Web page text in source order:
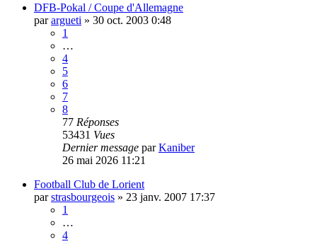
DFB-Pokal / Coupe d'Allemagne
parargueti » 30 oct. 2003 0:48
1
…
4
5
6
7
8
77 Réponses
53431 Vues
Dernier message parKaniber
26 mai 2026 11:21
Football Club de Lorient
parstrasbourgeois » 23 janv. 2007 17:37
1
…
4